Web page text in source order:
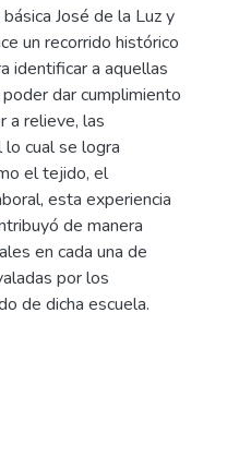
José de la Luz y
un recorrido histórico
identificar a aquellas
dar cumplimiento
a relieve, las
cual se logra
el tejido, el
esta experiencia
de manera
en cada una de
por los
de dicha escuela.